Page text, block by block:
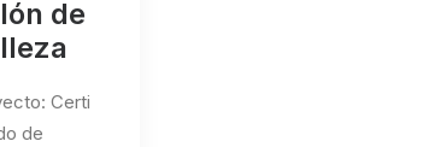
de
Certi
de